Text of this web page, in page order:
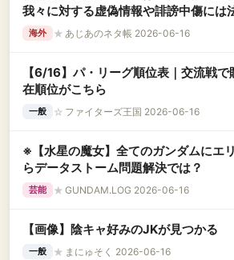
我々に対する虚偽情報や誹謗中傷には
海外 ★ あじあのネタ帳 2026-06-16
【6/16】パ・リーグ順位表｜交流戦
在順位がこちら
一般 ☆ ファイターズ王国 2026-06-16
※【水星の魔女】全てのガンダムにエ
らデータストーム問題解決では？
芸能 ★ GUNDAM.LOG 2026-06-16
【画像】陰キャ好みのJKが見つかる
一般 ★ まにゅそく 2026-06-16